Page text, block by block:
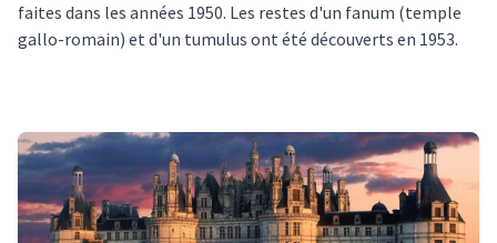
faites dans les années 1950. Les restes d'un fanum (temple
gallo-romain) et d'un tumulus ont été découverts en 1953.